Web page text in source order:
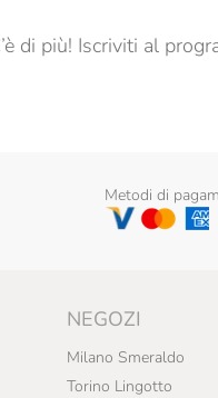
di più! Iscriviti al
Metodi di
NEGOZI
Milano Smeraldo
Torino Lingotto